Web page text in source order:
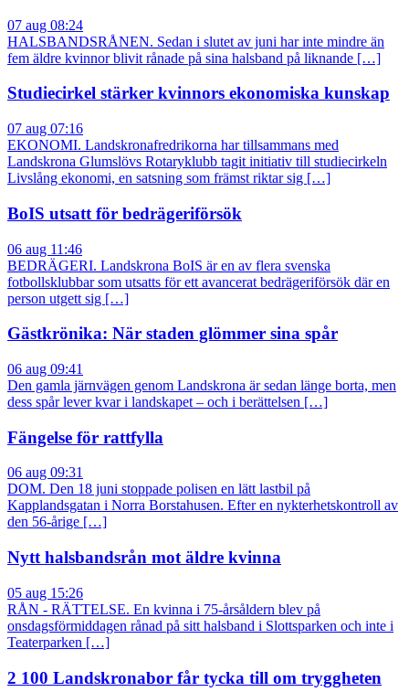
07 aug 08:24
HALSBANDSRÅNEN. Sedan i slutet av juni har inte mindre än
fem äldre kvinnor blivit rånade på sina halsband på liknande […]
Studiecirkel stärker kvinnors ekonomiska kunskap
07 aug 07:16
EKONOMI. Landskronafredrikorna har tillsammans med
Landskrona Glumslövs Rotaryklubb tagit initiativ till studiecirkeln
Livslång ekonomi, en satsning som främst riktar sig […]
BoIS utsatt för bedrägeriförsök
06 aug 11:46
BEDRÄGERI. Landskrona BoIS är en av flera svenska
fotbollsklubbar som utsatts för ett avancerat bedrägeriförsök där en
person utgett sig […]
Gästkrönika: När staden glömmer sina spår
06 aug 09:41
Den gamla järnvägen genom Landskrona är sedan länge borta, men
dess spår lever kvar i landskapet – och i berättelsen […]
Fängelse för rattfylla
06 aug 09:31
DOM. Den 18 juni stoppade polisen en lätt lastbil på
Kapplandsgatan i Norra Borstahusen. Efter en nykterhetskontroll av
den 56-årige […]
Nytt halsbandsrån mot äldre kvinna
05 aug 15:26
RÅN - RÄTTELSE. En kvinna i 75-årsåldern blev på
onsdagsförmiddagen rånad på sitt halsband i Slottsparken och inte i
Teaterparken […]
2 100 Landskronabor får tycka till om tryggheten